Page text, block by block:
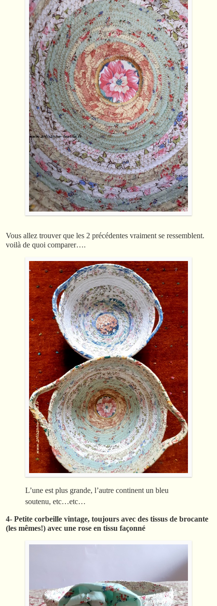
Vous allez trouver que les 2 précédentes vraiment se ressemblent.
voilà de quoi comparer….
L’une est plus grande, l’autre continent un bleu
soutenu, etc…etc…
4- Petite corbeille vintage, toujours avec des tissus de brocante
(les mêmes!) avec une rose en tissu façonné